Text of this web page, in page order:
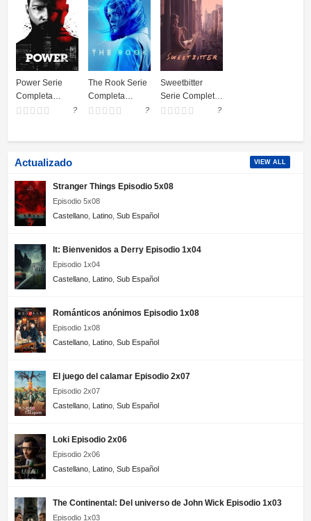
Power Serie
Completa
Online
?
The Rook Serie
Completa
Online
?
Sweetbitter
Serie Completa
Online
?
Actualizado VIEW ALL
Stranger Things Episodio 5x08
Episodio 5x08
Castellano, Latino, Sub Español
It: Bienvenidos a Derry Episodio 1x04
Episodio 1x04
Castellano, Latino, Sub Español
Románticos anónimos Episodio 1x08
Episodio 1x08
Castellano, Latino, Sub Español
El juego del calamar Episodio 2x07
Episodio 2x07
Castellano, Latino, Sub Español
Loki Episodio 2x06
Episodio 2x06
Castellano, Latino, Sub Español
The Continental: Del universo de John Wick Episodio 1x03
Episodio 1x03